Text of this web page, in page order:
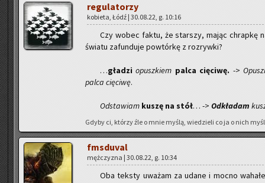
re­gu­la­to­rzy
ko­bie­ta, Łódź | 30.08.22, g. 10:16
Czy wobec faktu, że star­szy, mając chrap­kę
świa­tu za­fun­du­je po­wtór­kę z roz­ryw­ki?
…gła­dziopusz­kiem palca cię­ci­wę. ->
palca cię­ci­wę.
Od­sta­wiam kuszę na stół… -> Od­kła­dam
Gdyby ci, któ­rzy źle o mnie myślą, wie­dzie­li co ja o nich
fms­du­val
męż­czy­zna | 30.08.22, g. 10:34
Oba tek­sty uwa­żam za udane i mocno